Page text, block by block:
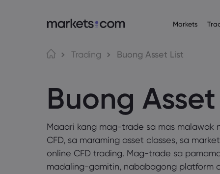
Markets
Mga
Bonds
Mga Trading
MT4
Trading Central
Tungkol sa Markets.com
Ang Aming Grupo
Mga Award at Media
Wika
Deutsch
German
Español
Spanish (Latam)
Nederlands العربية
Traditional Chinese Simplified Chinese
Bahasa Indonesia
Indonesian Korean
Trading Buong Asset List
Buong
Maaari kang mag-trade sa mas malawak
CFD, sa maraming asset classes, sa
online CFD trading. Mag-trade sa
madaling-gamitin, nababagong platform